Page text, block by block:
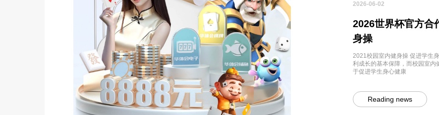
2026-06-02
2026世界杯官方合
身操
2021校园室内健身操 促进学生
利成长的基本保障，而校园室内
于促进学生身心健康
Reading news